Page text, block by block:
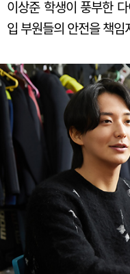
이상준 학생이 풍부한
입 부원들의 안전을 책임